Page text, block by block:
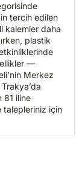
tercih edilen
kalemler daha
plastik
—
Merkez
81 iline
talepleriniz için